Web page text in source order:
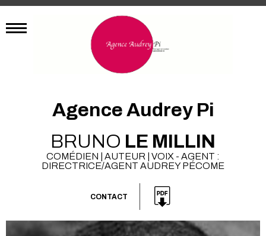
Agence Audrey Pi
BRUNO LE MILLIN
COMÉDIEN | AUTEUR | VOIX - AGENT :
DIRECTRICE/AGENT AUDREY PÉCOME
CONTACT